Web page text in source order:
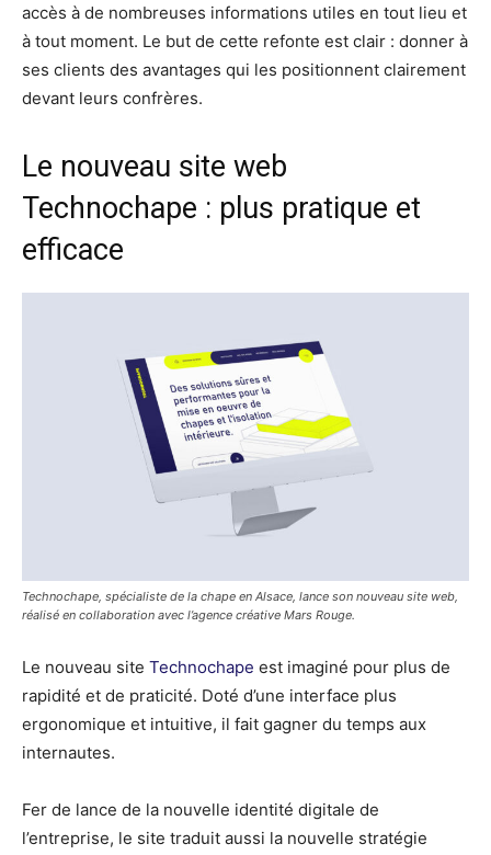
accès à de nombreuses informations utiles en tout lieu et
à tout moment. Le but de cette refonte est clair : donner à
ses clients des avantages qui les positionnent clairement
devant leurs confrères.
Le nouveau site web
Technochape : plus pratique et
efficace
Technochape, spécialiste de la chape en Alsace, lance son nouveau site web,
réalisé en collaboration avec l’agence créative Mars Rouge.
Le nouveau site Technochape est imaginé pour plus de
rapidité et de praticité. Doté d’une interface plus
ergonomique et intuitive, il fait gagner du temps aux
internautes.
Fer de lance de la nouvelle identité digitale de
l’entreprise, le site traduit aussi la nouvelle stratégie